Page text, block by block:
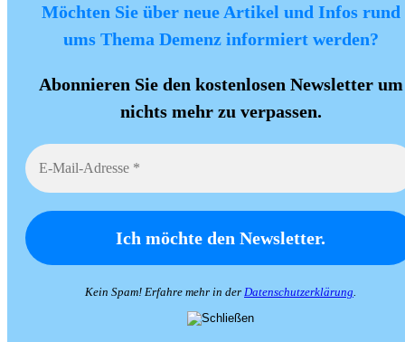
Möchten Sie über neue Artikel und Infos rund
ums Thema Demenz informiert werden?
Abonnieren Sie den kostenlosen Newsletter um
nichts mehr zu verpassen.
Kein Spam! Erfahre mehr in der Datenschutzerklärung